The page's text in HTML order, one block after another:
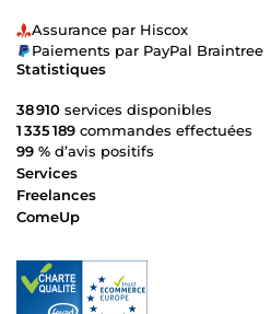
Assurance par Hiscox
Paiements par PayPal Braintree
Statistiques
38 910 services disponibles
1 335 189 commandes effectuées
99 % d’avis positifs
Services
Freelances
ComeUp